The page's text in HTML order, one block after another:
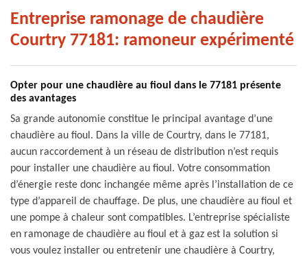
Entreprise ramonage de chaudière
Courtry 77181: ramoneur expérimenté
Opter pour une chaudière au fioul dans le 77181 présente
des avantages
Sa grande autonomie constitue le principal avantage d’une
chaudière au fioul. Dans la ville de Courtry, dans le 77181,
aucun raccordement à un réseau de distribution n’est requis
pour installer une chaudière au fioul. Votre consommation
d’énergie reste donc inchangée même après l’installation de ce
type d’appareil de chauffage. De plus, une chaudière au fioul et
une pompe à chaleur sont compatibles. L’entreprise spécialiste
en ramonage de chaudière au fioul et à gaz est la solution si
vous voulez installer ou entretenir une chaudière à Courtry,